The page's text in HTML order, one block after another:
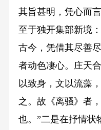
其旨甚明，凭心而
至于独开集部新境
古今，凭借其尽善
者动色凄心。庄天
以致身，文以流藻
之。故《离骚》者
也。”二是在抒情状